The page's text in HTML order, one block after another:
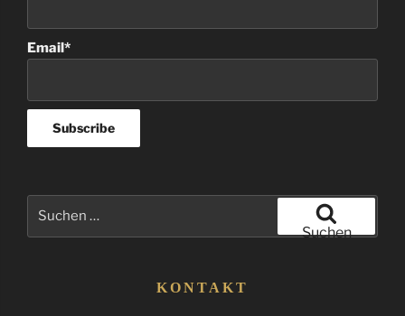
Email*
Suchen
KONTAKT